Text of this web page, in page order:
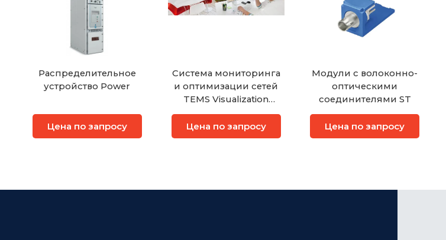
Распределительное
устройство Power
Цена по запросу
Система мониторинга
и оптимизации сетей
TEMS Visualization
InfoVista (ранее Ascom)
Цена по запросу
Модули с волоконно-
оптическими
соединителями ST
Цена по запросу